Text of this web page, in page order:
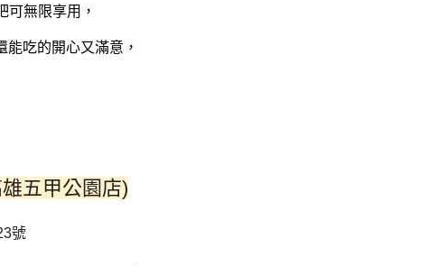
可無限享用，
吃的開心又滿意，
五甲公園店)
號